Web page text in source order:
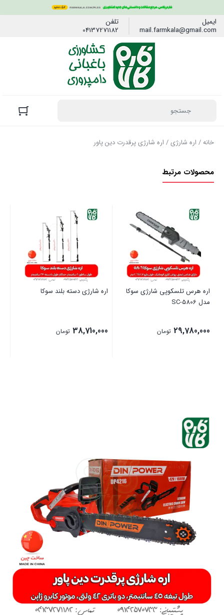
ایمیل
mail.farmkala@gmail.com
تلفن
04137271182
خانه/ اره شارژی/ اره شارژی پرقدرت دین پاور
محصولات مرتبط
اره هرس تلسکوپی شارژی سوکا
مدل SC-5806
29,780,000 تومان
اره شارژی دسته بلند سوکا
38,710,000 تومان